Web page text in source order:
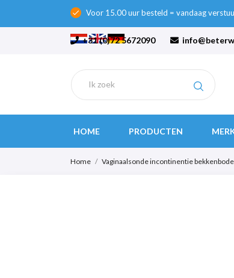
check Voor 15.00 uur besteld = vandaag
+31 (0)72 5672090
HOME PRODUCTEN
Home Vaginaalsonde incontinentie